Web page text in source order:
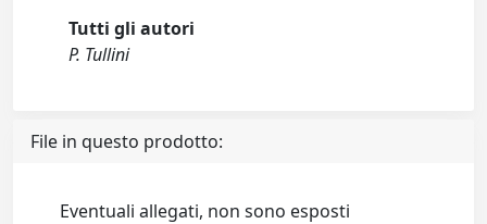
Tutti gli autori
P. Tullini
File in questo prodotto:
Eventuali allegati, non sono esposti